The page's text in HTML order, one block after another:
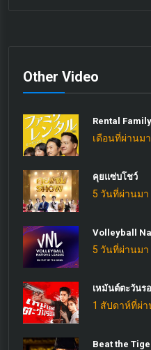
Other Video
Rental
เดือนที่ผ่านมา
คุยแซ่บโชว์
5 วันที่ผ่านมา
Volleyball
5 วันที่ผ่านมา
เหมันต์ตะวันร
1 สัปดาห์ที่ผ่า
Beat the